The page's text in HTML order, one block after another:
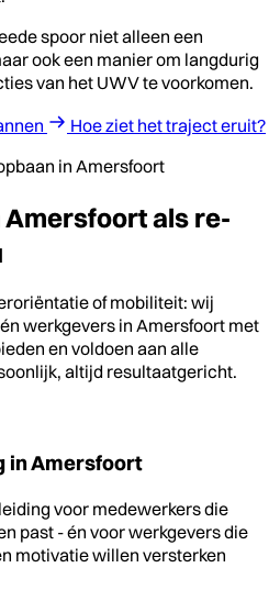
spoor niet alleen een
ook een manier om langdurig
van het UWV te voorkomen.
Hoe ziet het traject eruit?
in Amersfoort
Amersfoort als re-
of mobiliteit: wij
werkgevers in Amersfoort met
en voldoen aan alle
altijd resultaatgericht.
in Amersfoort
voor medewerkers die
past - én voor werkgevers die
motivatie willen versterken